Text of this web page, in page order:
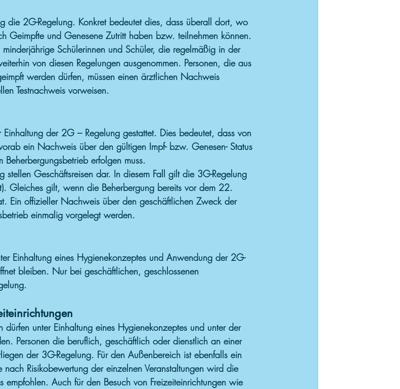
die 2G-Regelung. Konkret bedeutet dies, dass überall dort, wo
Geimpfte und Genesene Zutritt haben bzw. teilnehmen können.
Schülerinnen und Schüler, die regelmäßig in der
von diesen Regelungen ausgenommen. Personen, die aus
werden dürfen, müssen einen ärztlichen Nachweis
Testnachweis vorweisen.
Einhaltung der 2G – Regelung gestattet. Dies bedeutet, dass von
ein Nachweis über den gültigen Impf- bzw. Genesen- Status
erfolgen muss.
stellen Geschäftsreisen dar. In diesem Fall gilt die 3G-Regelung
Gleiches gilt, wenn die Beherbergung bereits vor dem 22.
Ein offizieller Nachweis über den geschäftlichen Zweck der
einmalig vorgelegt werden.
Einhaltung eines Hygienekonzeptes und Anwendung der 2G-
bleiben. Nur bei geschäftlichen, geschlossenen
dürfen unter Einhaltung eines Hygienekonzeptes und unter der
Personen die beruflich, geschäftlich oder dienstlich an einer
der 3G-Regelung. Für den Außenbereich ist ebenfalls ein
nach Risikobewertung der einzelnen Veranstaltungen wird die
empfohlen. Auch für den Besuch von Freizeiteinrichtungen wie